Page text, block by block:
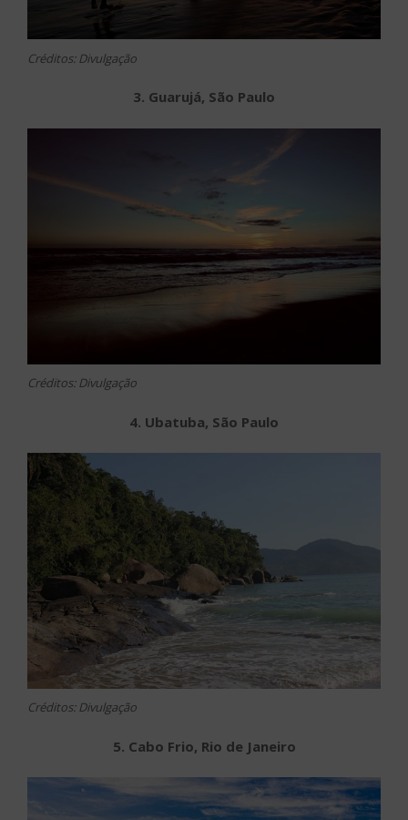
Créditos: Divulgação
3. Guarujá, São Paulo
Créditos: Divulgação
4. Ubatuba, São Paulo
Créditos: Divulgação
5. Cabo Frio, Rio de Janeiro